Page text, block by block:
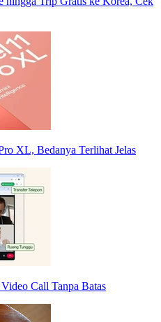
XL, Bedanya Terlihat Jelas
Call Tanpa Batas